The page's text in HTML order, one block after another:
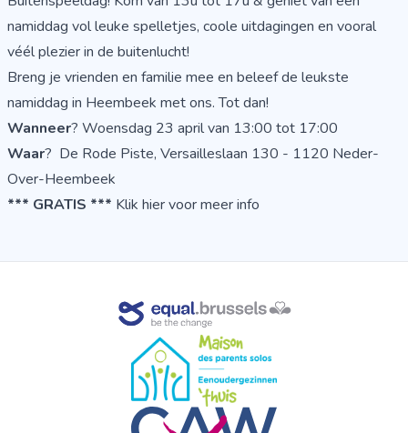
namiddag vol leuke spelletjes, coole uitdagingen en vooral
véél plezier in de buitenlucht!
Breng je vrienden en familie mee en beleef de leukste
namiddag in Heembeek met ons. Tot dan!
Wanneer? Woensdag 23 april van 13:00 tot 17:00
Waar? De Rode Piste, Versailleslaan 130 - 1120 Neder-
Over-Heembeek
*** GRATIS *** Klik hiervoor meer info